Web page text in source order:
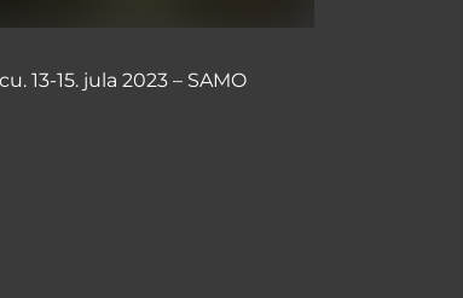
13-15. jula 2023 – SAMO